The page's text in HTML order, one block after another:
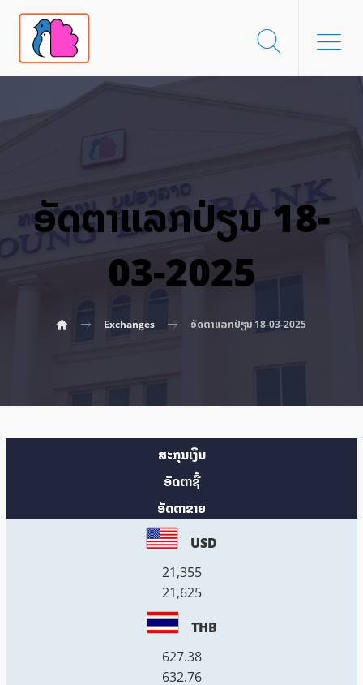
ອັດ​ຕາ​ແລກ​ປ່ຽນ 18-
03-2025
Exchanges ອັດ​ຕາ​ແລກ​ປ່ຽນ 18-03-2025
ສະກຸນເງິນ
ອັດຕາຊື້
ອັດຕາຂາຍ
USD
21,355
21,625
THB
627.38
632.76